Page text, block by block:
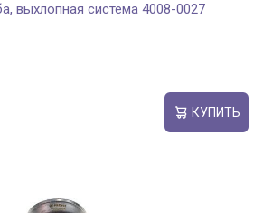
выхлопная система 4008-0027
КУПИТЬ